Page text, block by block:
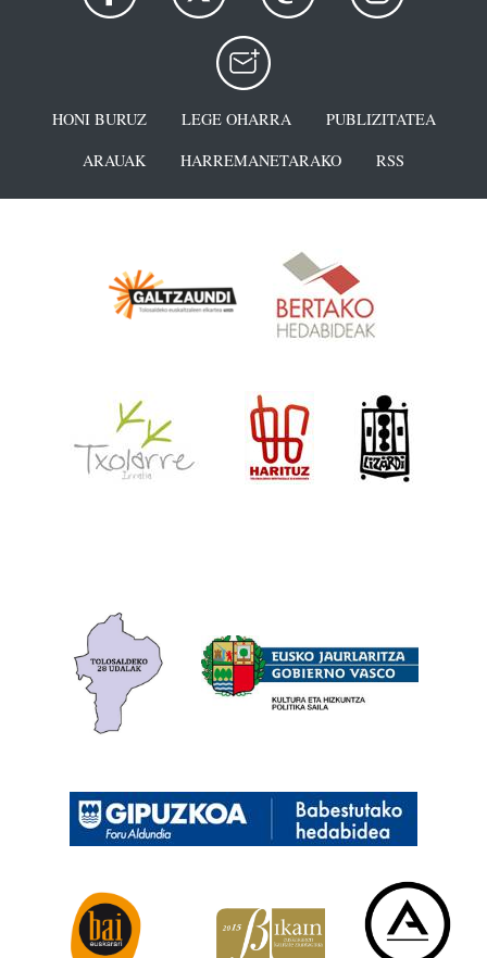
HONI BURUZ LEGE OHARRA
PUBLIZITATEA
ARAUAK
HARREMANETARAKO RSS